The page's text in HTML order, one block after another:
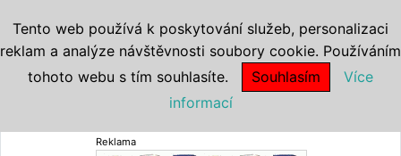
Reklama
Tento web používá k poskytování služeb, personalizaci
reklam a analýze návštěvnosti soubory cookie. Používáním
tohoto webu s tím souhlasíte.
Souhlasím
Více
informací